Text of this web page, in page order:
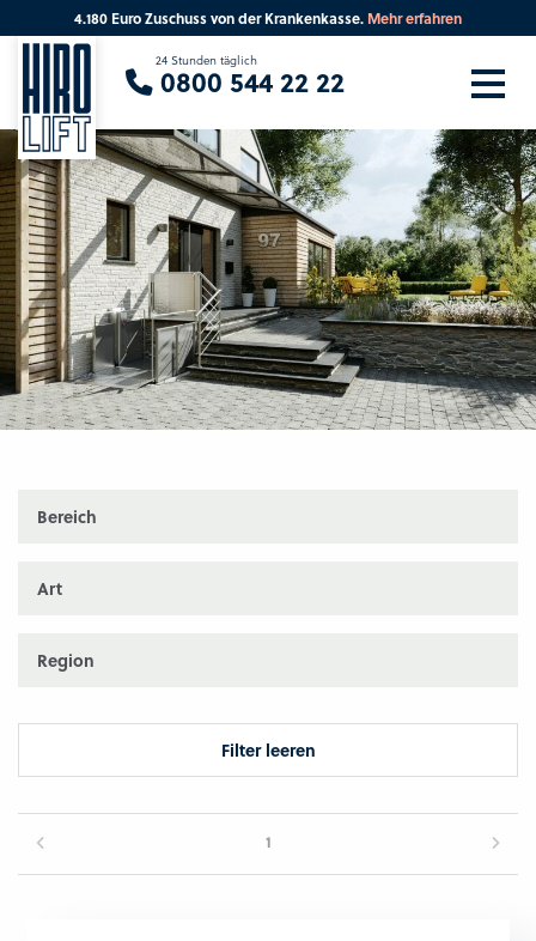
Bereich
Art
Region
Filter leeren
1
4.180 Euro Zuschuss von der Krankenkasse. Mehr erfahren
24 Stunden täglich
0800 544 22 22
Sie suchen eine Beratung vor Ort?
Ihre PLZ Beratung